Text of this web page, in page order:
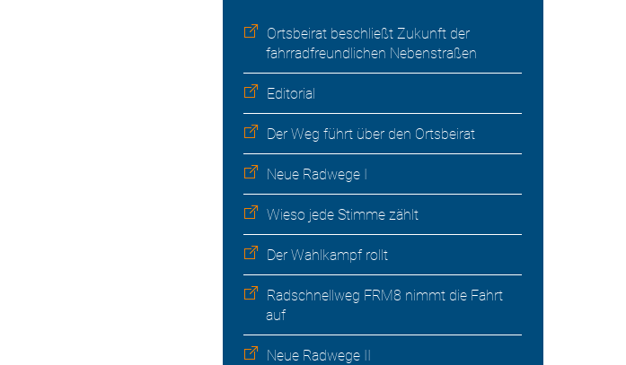
Ortsbeirat beschließt Zukunft der
fahrradfreundlichen Nebenstraßen
Editorial
Der Weg führt über den Ortsbeirat
Neue Radwege I
Wieso jede Stimme zählt
Der Wahlkampf rollt
Radschnellweg FRM8 nimmt die Fahrt
auf
Neue Radwege II